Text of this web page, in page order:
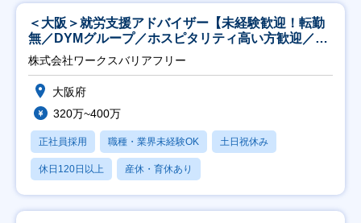
＜大阪＞就労支援アドバイザー【未経験歓迎！転勤
無／DYMグループ／ホスピタリティ高い方歓迎／土
日祝】
株式会社ワークスバリアフリー
大阪府
320万~400万
正社員採用 職種・業界未経験OK 土日祝休み
休日120日以上 産休・育休あり